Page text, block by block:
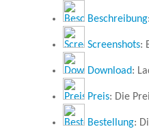
Beschreibung
Screenshots:
Download:
Preis: Die
Bestellung: